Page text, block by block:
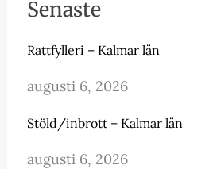
Senaste
Rattfylleri – Kalmar län
augusti 6, 2026
Stöld/inbrott – Kalmar län
augusti 6, 2026